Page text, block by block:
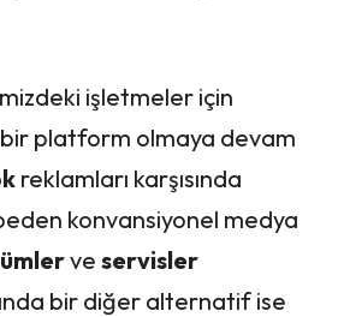
işletmeler için
platform olmaya devam
reklamları karşısında
konvansiyonel medya
ve servisler
bir diğer alternatif ise